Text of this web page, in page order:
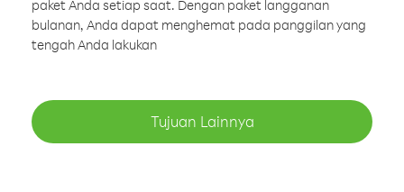
paket Anda setiap saat. Dengan paket langganan
bulanan, Anda dapat menghemat pada panggilan yang
tengah Anda lakukan
Tujuan Lainnya